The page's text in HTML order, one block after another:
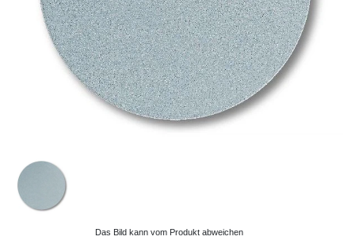
Das Bild kann vom Produkt abweichen